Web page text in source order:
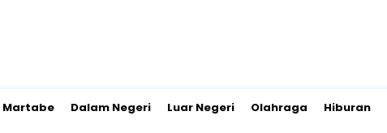
Martabe Dalam Negeri Luar Negeri Olahraga Hiburan